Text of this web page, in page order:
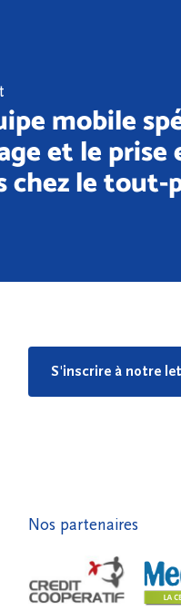
mobile
et le prise
chez le tout-
S'inscrire à notre
Nos partenaires